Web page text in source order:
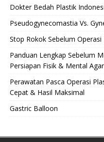
Dokter Bedah Plastik
Pseudogynecomastia Vs.
Stop Rokok Sebelum Operasi
Panduan Lengkap Sebelum
Persiapan Fisik & Mental
Perawatan Pasca Operasi
Cepat & Hasil Maksimal
Gastric Balloon